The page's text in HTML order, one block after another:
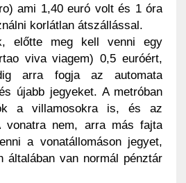
ami 1,40 euró volt és 1 óra
korlátlan átszállással.
előtte meg kell venni egy
viva viagem) 0,5 euróért,
arra fogja az automata
újabb jegyeket. A metróban
a villamosokra is, és az
vonatra nem, arra más fajta
a vonatállomáson jegyet,
általában van normál pénztár